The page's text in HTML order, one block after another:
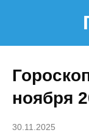
ноября
30.11.2025